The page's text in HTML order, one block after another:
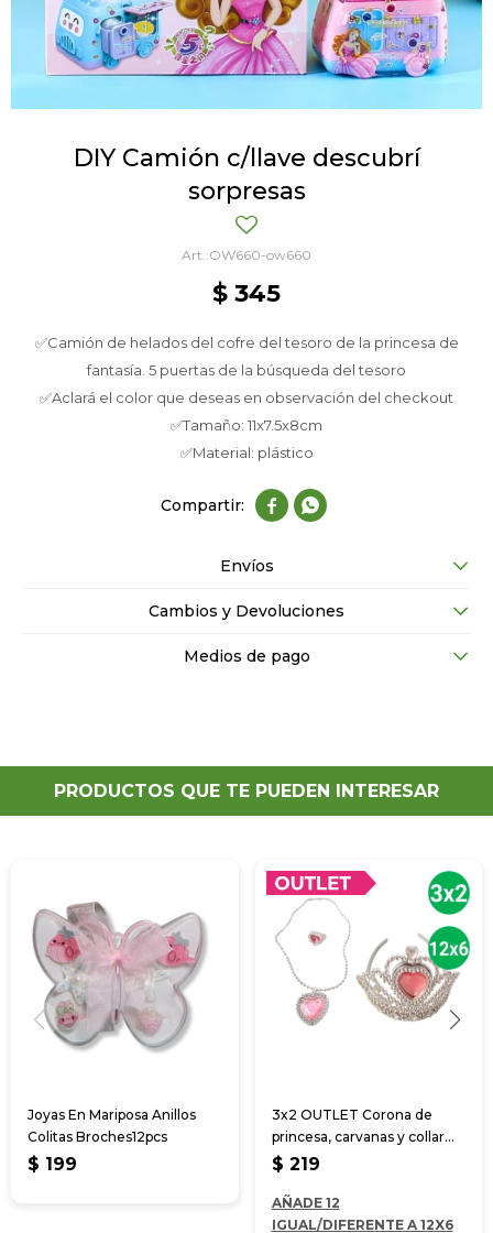
DIY Camión c/llave descubrí
sorpresas
OW660-ow660
$ 345
✅Camión de helados del cofre del tesoro de la princesa de
fantasía. 5 puertas de la búsqueda del tesoro
✅Aclará el color que deseas en observación del checkout
✅Tamaño: 11x7.5x8cm
✅Material: plástico
 
Envíos
Cambios y Devoluciones
Medios de pago
PRODUCTOS QUE TE PUEDEN INTERESAR
Joyas En Mariposa Anillos
Colitas Broches12pcs
$ 199
3x2 OUTLET Corona de
princesa, carvanas y collar
11*14*14cm
$ 219
AÑADE 12
IGUAL/DIFERENTE A 12X6